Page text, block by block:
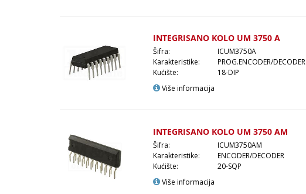
INTEGRISANO KOLO UM 3750 A
Šifra:
ICUM3750A
Karakteristike:
PROG.ENCODER/DECODER
Kućište:
18-DIP
Više informacija
INTEGRISANO KOLO UM 3750 AM
Šifra:
ICUM3750AM
Karakteristike:
ENCODER/DECODER
Kućište:
20-SQP
Više informacija